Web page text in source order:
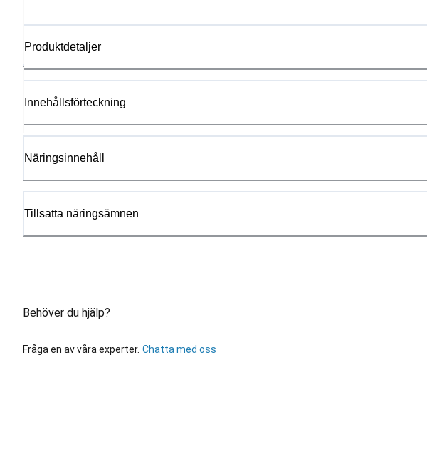
Produktdetaljer
Innehållsförteckning
Näringsinnehåll
Tillsatta näringsämnen
Behöver du hjälp?
Fråga en av våra experter. Chatta med oss